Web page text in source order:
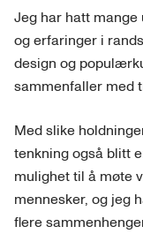
Jeg har hatt
og erfaringer i
design og
sammenfaller med
Med slike
tenkning også blitt
mulighet til å møte
mennesker, og jeg
flere